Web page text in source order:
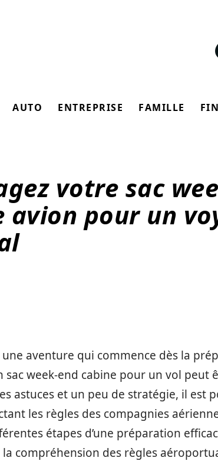
AUTO ENTREPRISE FAMILLE
votre sac
avion pour un
aventure qui commence dès la
sac week-end cabine pour un vol
astuces et un peu de stratégie, il est
les règles des compagnies
étapes d’une préparation
la compréhension des règles